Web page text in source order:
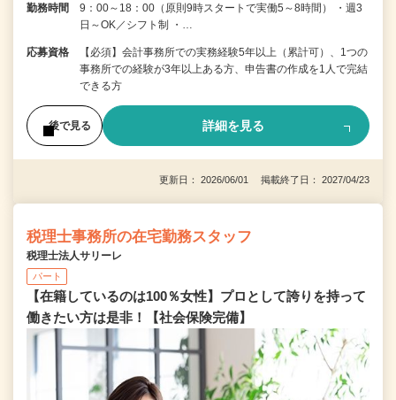
勤務時間
9：00～18：00（原則9時スタートで実働5～8時間） ・週3
日～OK／シフト制 ・…
応募資格
【必須】会計事務所での実務経験5年以上（累計可）、1つの
事務所での経験が3年以上ある方、申告書の作成を1人で完結
できる方
後で見る 詳細を見る
更新日： 2026/06/01 掲載終了日： 2027/04/23
税理士事務所の在宅勤務スタッフ
税理士法人サリーレ
パート
【在籍しているのは100％女性】プロとして誇りを持って
働きたい方は是非！【社会保険完備】